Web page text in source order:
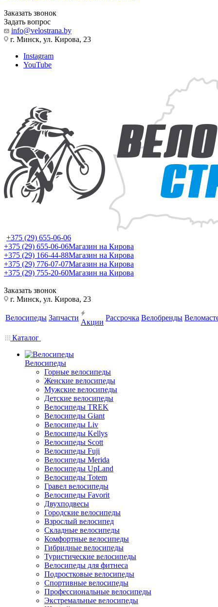
Заказать звонок
Задать вопрос
info@velostrana.by
г. Минск, ул. Кирова, 23
Instagram
YouTube
+375 (29) 655-06-06
+375 (29) 655-06-06Магазин на Кирова
+375 (29) 166-44-88Магазин на Кирова
+375 (29) 776-07-07Магазин на Кирова
+375 (29) 755-20-60Магазин на Кирова
Заказать звонок
г. Минск, ул. Кирова, 23
Велосипеды Запчасти
Акции
Рассрочка Велобренды
Каталог
Велосипеды
Горные велосипеды
Женские велосипеды
Мужские велосипеды
Детские велосипеды
Велосипеды TREK
Велосипеды Giant
Велосипеды Liv
Велосипеды Kellys
Велосипеды Scott
Велосипеды Fuji
Велосипеды Merida
Велосипеды UpLand
Велосипеды Totem
Гравел велосипеды
Велосипеды Favorit
Двухподвесы
Городские велосипеды
Взрослый велосипед
Складные велосипеды
Комфортные велосипеды
Гибридные велосипеды
Туристические велосипеды
Велосипеды для фитнеса
Подростковые велосипеды
Спортивные велосипеды
Профессиональные велосипеды
Экстремальные велосипеды